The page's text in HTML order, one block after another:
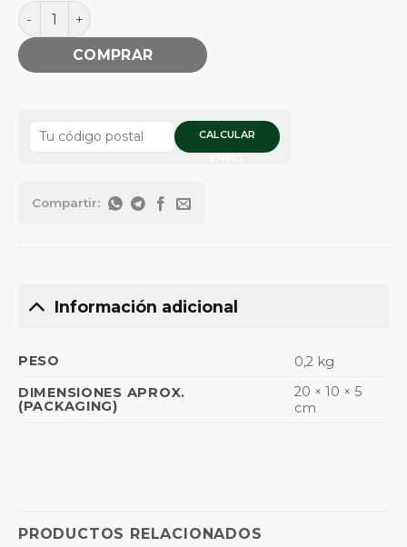
DURATOP EMPALME DE ACCESO VERTICAL cantidad
COMPRAR
CALCULAR
Información adicional
PESO
0,2 kg
DIMENSIONES APROX.
(PACKAGING)
20 × 10 × 5
cm
PRODUCTOS RELACIONADOS